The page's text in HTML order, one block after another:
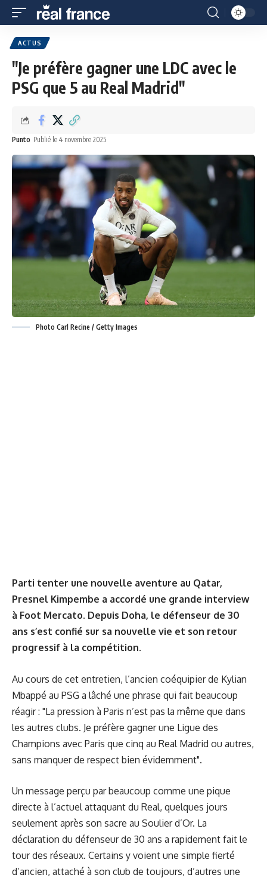
ACTUS
"Je préfère gagner une LDC avec le
PSG que 5 au Real Madrid"
Punto Publié le 4 novembre 2025
Photo Carl Recine / Getty Images
Parti tenter une nouvelle aventure au Qatar,
Presnel Kimpembe a accordé une grande interview
à Foot Mercato. Depuis Doha, le défenseur de 30
ans s’est confié sur sa nouvelle vie et son retour
progressif à la compétition.
Au cours de cet entretien, l’ancien coéquipier de Kylian
Mbappé au PSG a lâché une phrase qui fait beaucoup
réagir : "La pression à Paris n’est pas la même que dans
les autres clubs. Je préfère gagner une Ligue des
Champions avec Paris que cinq au Real Madrid ou autres,
sans manquer de respect bien évidemment".
Un message perçu par beaucoup comme une pique
directe à l’actuel attaquant du Real, quelques jours
seulement après son sacre au Soulier d’Or. La
déclaration du défenseur de 30 ans a rapidement fait le
tour des réseaux. Certains y voient une simple fierté
d’ancien, attaché à son club de toujours, d’autres une